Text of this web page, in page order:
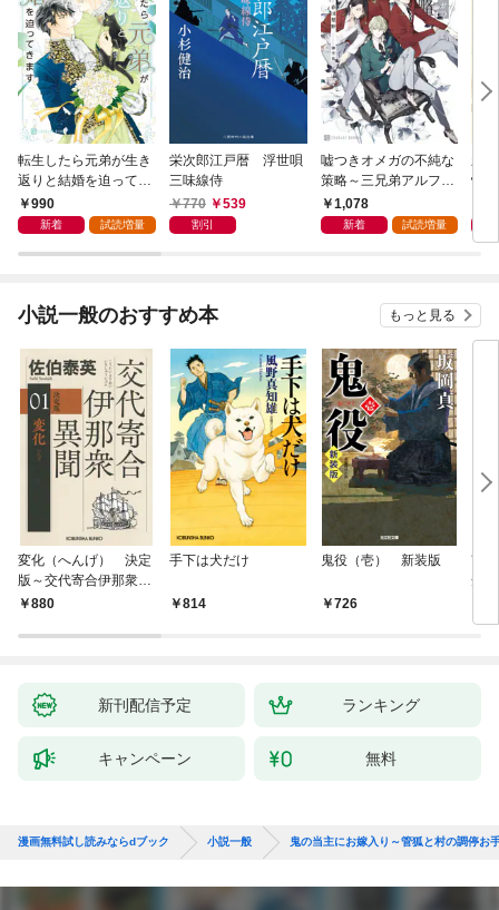
転生したら元弟が生き
返りと結婚を迫ってき
ます【電子書籍限定
版】
990
新着 試読増量
栄次郎江戸暦 浮世唄
三味線侍
770
539
割引
嘘つきオメガの不純な
策略～三兄弟アルファ
と箱庭の恋～【電子書
籍限定版】
1,078
新着 試読増量
新
情
小説一般のおすすめ本 もっと見る
変化（へんげ） 決定
版～交代寄合伊那衆異
聞（1）～
880
手下は犬だけ
814
鬼役（壱） 新装版
726
南
舟
新刊配信予定 ランキング
キャンペーン 無料
漫画無料試し読みならdブック 小説一般 鬼の当主にお嫁入り～管狐と村の調停お